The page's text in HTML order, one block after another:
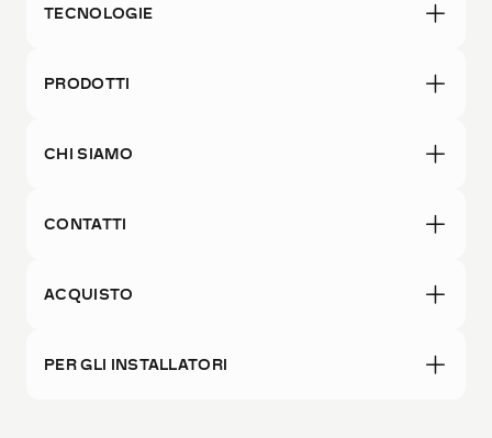
TECNOLOGIE
PRODOTTI
CHI SIAMO
CONTATTI
ACQUISTO
PER GLI INSTALLATORI